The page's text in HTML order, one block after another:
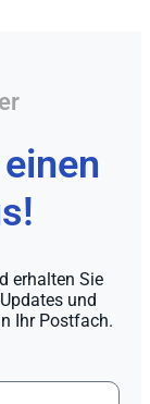
erhalten Sie
und
Ihr Postfach.